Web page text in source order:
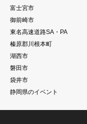
富士宮市
御前崎市
東名高速道路SA・PA
榛原郡川根本町
湖西市
磐田市
袋井市
静岡県のイベント